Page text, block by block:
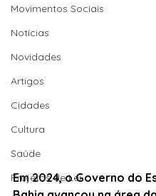
Movimentos Sociais
Notícias
Novidades
Artigos
Cidades
Cultura
Saúde
Projetos de Lei
Em 2024, o Governo do